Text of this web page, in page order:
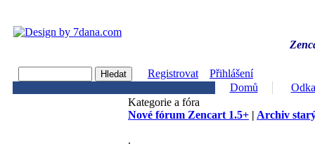
Registrovat
Přihlášení
Domů
Kategorie a fóra
Nové fórum Zencart 1.5+ | Archiv
.